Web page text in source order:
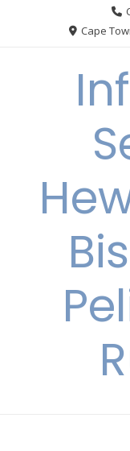
Cape